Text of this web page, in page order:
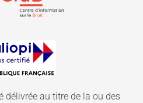
délivrée au titre de la ou des